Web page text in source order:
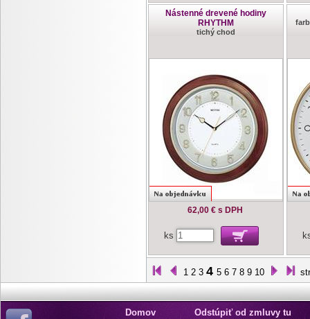
Nástenné drevené hodiny
RHYTHM
tichý chod
62,00 € s DPH
ks
1 2 3 4 5 6 7 8 9 10
Domov Odstúpiť od zmluvy tu